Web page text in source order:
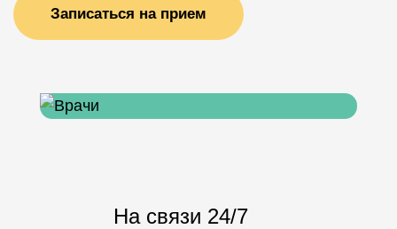
Записаться на прием
На связи 24/7